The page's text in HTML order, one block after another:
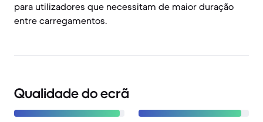
para utilizadores que necessitam de maior duração
entre carregamentos.
Qualidade do ecrã